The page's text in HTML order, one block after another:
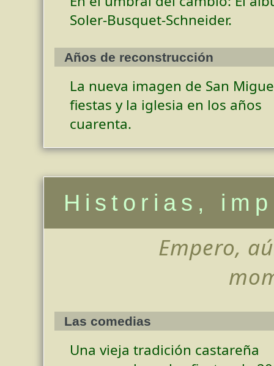
Soler-Busquet-Schneider.
Años de reconstrucción
La nueva imagen de San
fiestas y la iglesia en los años
cuarenta.
Historias,
Empero,
Las comedias
Una vieja tradición castareña